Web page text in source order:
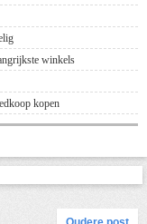
winkels
kopen